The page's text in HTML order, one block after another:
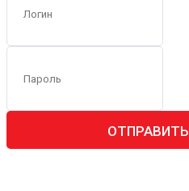
ОТПРАВИТЬ